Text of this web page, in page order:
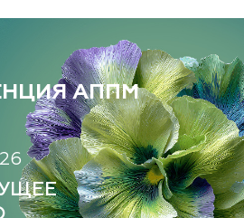
АППМ